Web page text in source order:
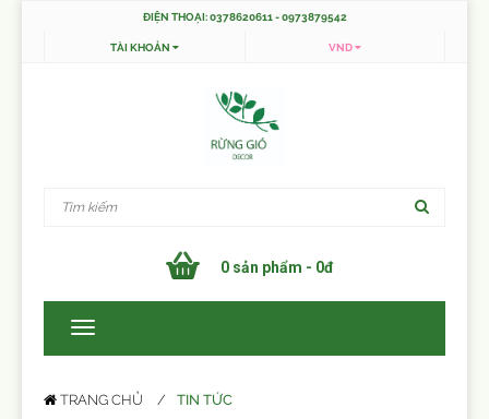
ĐIỆN THOẠI: 0378620611 - 0973879542
TÀI KHOẢN
VND
0 sản phẩm - 0đ
TRANG CHỦ TIN TỨC